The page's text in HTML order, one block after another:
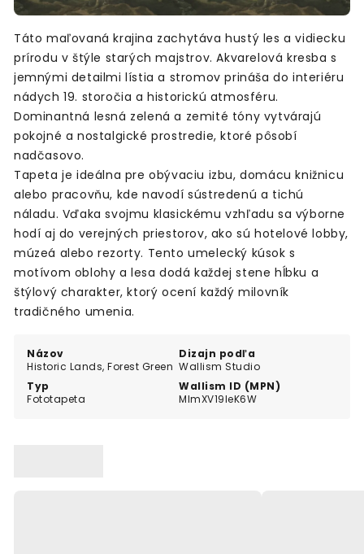
Názov
Historic Lands, Forest Green
Dizajn podľa
Wallism Studio
Typ
Fototapeta
Wallism ID (MPN)
MlmXV19leK6W
Táto maľovaná krajina zachytáva hustý les a vidiecku
prírodu v štýle starých majstrov. Akvarelová kresba s
jemnými detailmi lístia a stromov prináša do interiéru
nádych 19. storočia a historickú atmosféru.
Dominantná lesná zelená a zemité tóny vytvárajú
pokojné a nostalgické prostredie, ktoré pôsobí
nadčasovo.
Tapeta je ideálna pre obývaciu izbu, domácu knižnicu
alebo pracovňu, kde navodí sústredenú a tichú
náladu. Vďaka svojmu klasickému vzhľadu sa výborne
hodí aj do verejných priestorov, ako sú hotelové lobby,
múzeá alebo rezorty. Tento umelecký kúsok s
motívom oblohy a lesa dodá každej stene hĺbku a
štýlový charakter, ktorý ocení každý milovník
tradičného umenia.